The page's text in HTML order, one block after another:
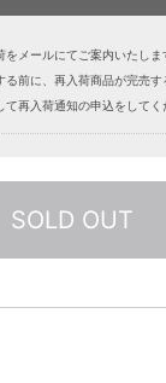
メールにてご案内いたしま
前に、再入荷商品が完売す
再入荷通知の申込をしてく
SOLD OUT